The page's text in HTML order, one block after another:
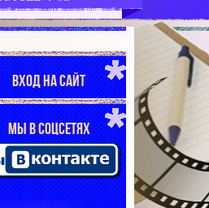
ВХОД НА САЙТ
МЫ В СОЦСЕТЯХ